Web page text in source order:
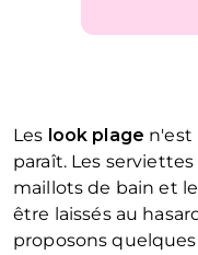
Les look plage n'est
paraît. Les
maillots de bain et
être laissés au
proposons